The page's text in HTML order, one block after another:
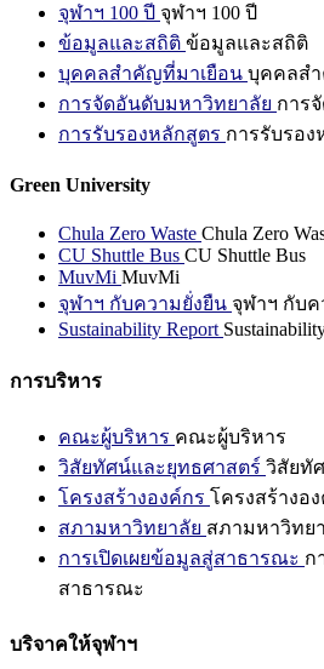
จุฬาฯ 100 ปี จุฬาฯ 100 ปี
ข้อมูลและสถิติ ข้อมูลและสถิติ
บุคคลสำคัญที่มาเยือน บุคคลส
การจัดอันดับมหาวิทยาลัย การ
การรับรองหลักสูตร การรับรอง
Green University
Chula Zero Waste Chula Zero
CU Shuttle Bus CU Shuttle Bus
MuvMi MuvMi
จุฬาฯ กับความยั่งยืน จุฬาฯ กับ
Sustainability Report
การบริหาร
คณะผู้บริหาร คณะผู้บริหาร
วิสัยทัศน์และยุทธศาสตร์ วิสัยทั
โครงสร้างองค์กร โครงสร้างอ
สภามหาวิทยาลัย สภามหาวิทย
การเปิดเผยข้อมูลสู่สาธารณะ ก
สาธารณะ
บริจาคให้จุฬาฯ